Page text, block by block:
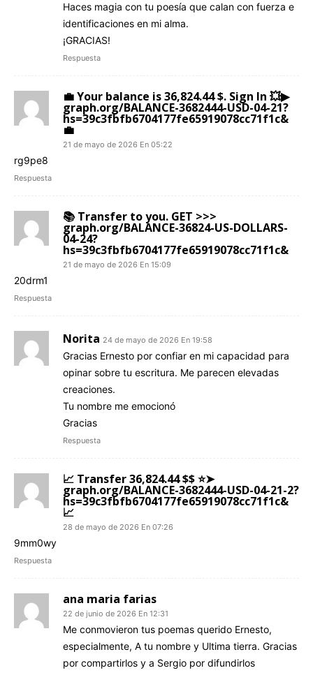
Haces magia con tu poesía que calan con fuerza e
identificaciones en mi alma.
¡GRACIAS!
Respuesta
💼 Your balance is 36,824.44 $. Sign In 💥▶
graph.org/BALANCE-3682444-USD-04-21?
hs=39c3fbfb6704177fe65919078cc71f1c&
💼
21 de mayo de 2026 En 05:22
rg9pe8
Respuesta
📚 Transfer to you. GET >>>
graph.org/BALANCE-36824-US-DOLLARS-
04-24?
hs=39c3fbfb6704177fe65919078cc71f1c&
21 de mayo de 2026 En 15:09
20drm1
Respuesta
Norita 24 de mayo de 2026 En 19:58
Gracias Ernesto por confiar en mi capacidad para
opinar sobre tu escritura. Me parecen elevadas
creaciones.
Tu nombre me emocionó
Gracias
Respuesta
📈 Transfer 36,824.44 $$ ⭐➤
graph.org/BALANCE-3682444-USD-04-21-2?
hs=39c3fbfb6704177fe65919078cc71f1c&
📈
28 de mayo de 2026 En 07:26
9mm0wy
Respuesta
ana maria farias
22 de junio de 2026 En 12:31
Me conmovieron tus poemas querido Ernesto,
especialmente, A tu nombre y Ultima tierra. Gracias
por compartirlos y a Sergio por difundirlos